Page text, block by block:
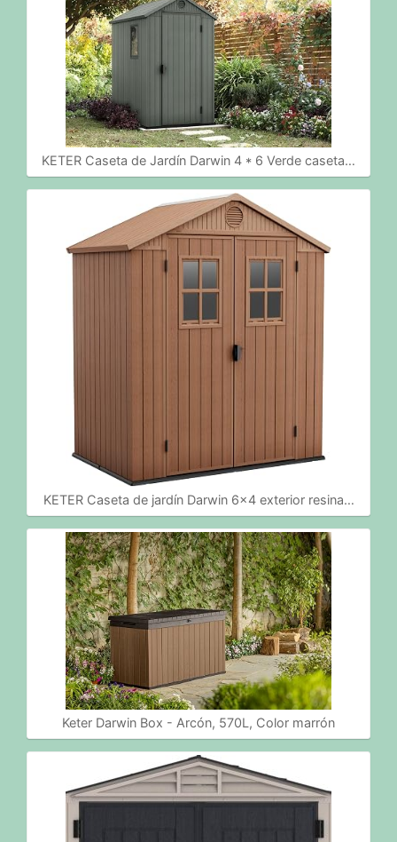
KETER Caseta de Jardín Darwin 4 * 6 Verde caseta…
KETER Caseta de jardín Darwin 6x4 exterior resina…
Keter Darwin Box - Arcón, 570L, Color marrón